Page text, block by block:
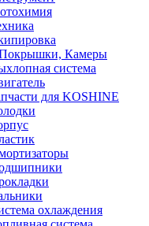
Камеры
система
для KOSHINE
охлаждения